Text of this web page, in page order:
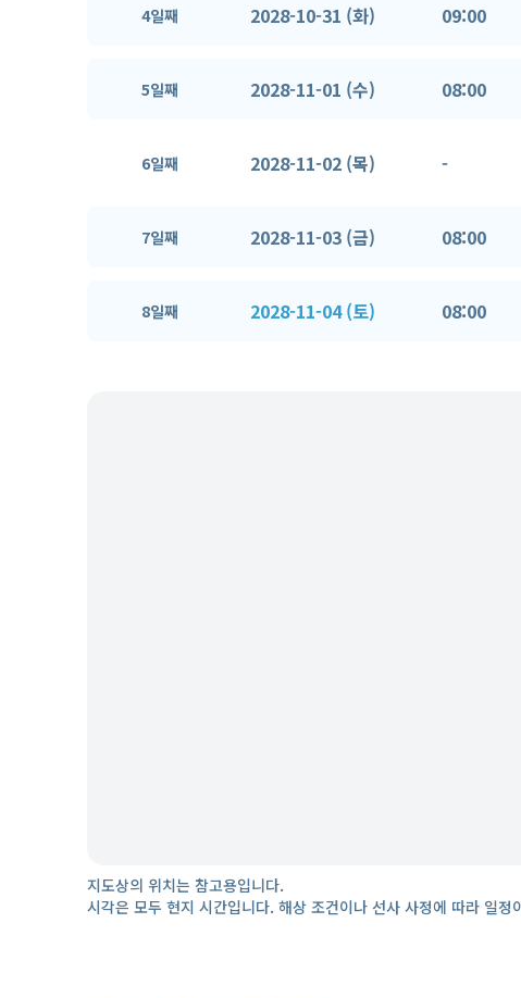
4일째 2028-10-31 (화) 09:00
5일째 2028-11-01 (수) 08:00
6일째 2028-11-02 (목) -
7일째 2028-11-03 (금) 08:00
8일째 2028-11-04 (토) 08:00
지도상의 위치는 참고용입니다.
시각은 모두 현지 시간입니다. 해상 조건이나 선사 사정에 따라 일정